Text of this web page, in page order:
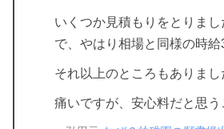
いくつか見積もりをとりま
で、やはり相場と同様の時給
それ以上のところもありまし
痛いですが、安心料だと思う